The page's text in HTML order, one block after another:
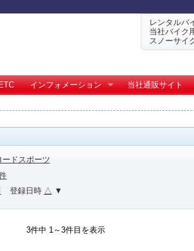
レンタルバ
当社バイク
スノーサイ
インフォメーション
当社通販サイト
ードスポーツ
登録日時 △ ▼
3件中 1～3件目を表示